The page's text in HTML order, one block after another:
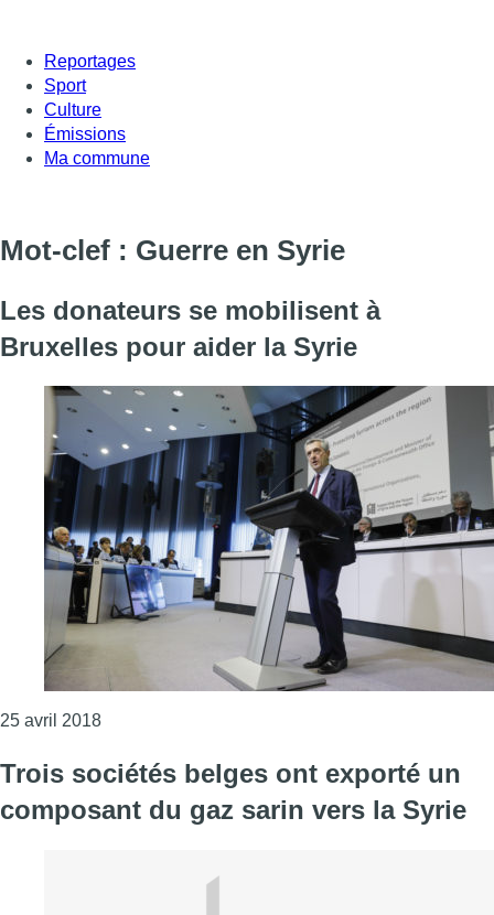
Reportages
Sport
Culture
Émissions
Ma commune
Mot-clef : Guerre en Syrie
Les donateurs se mobilisent à
Bruxelles pour aider la Syrie
25 avril 2018Consulter l'article "Les donateurs se mobilisent à
Trois sociétés belges ont exporté un
composant du gaz sarin vers la Syrie